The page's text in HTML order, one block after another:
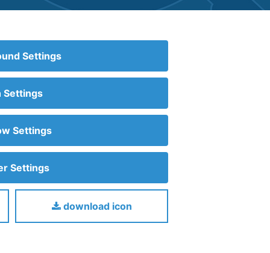
Settings
Settings
Settings
Settings
download icon